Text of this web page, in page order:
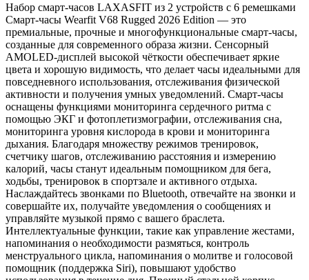
Набор смарт-часов LAXASFIT из 2 устройств с 6 ремешками
Смарт-часы Wearfit V68 Rugged 2026 Edition — это
премиальные, прочные и многофункциональные смарт-часы,
созданные для современного образа жизни. Сенсорный
AMOLED-дисплей высокой чёткости обеспечивает яркие
цвета и хорошую видимость, что делает часы идеальными для
повседневного использования, отслеживания физической
активности и получения умных уведомлений. Смарт-часы
оснащены функциями мониторинга сердечного ритма с
помощью ЭКГ и фотоплетизмографии, отслеживания сна,
мониторинга уровня кислорода в крови и мониторинга
дыхания. Благодаря множеству режимов тренировок,
счетчику шагов, отслеживанию расстояния и измерению
калорий, часы станут идеальным помощником для бега,
ходьбы, тренировок в спортзале и активного отдыха.
Наслаждайтесь звонками по Bluetooth, отвечайте на звонки и
совершайте их, получайте уведомления о сообщениях и
управляйте музыкой прямо с вашего браслета.
Интеллектуальные функции, такие как управление жестами,
напоминания о необходимости размяться, контроль
менструального цикла, напоминания о молитве и голосовой
помощник (поддержка Siri), повышают удобство